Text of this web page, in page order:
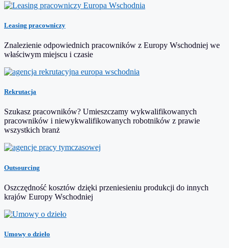
Leasing pracowniczy
Znalezienie odpowiednich pracowników z Europy Wschodniej we
właściwym miejscu i czasie
Rekrutacja
Szukasz pracowników? Umieszczamy wykwalifikowanych
pracowników i niewykwalifikowanych robotników z prawie
wszystkich branż
Outsourcing
Oszczędność kosztów dzięki przeniesieniu produkcji do innych
krajów Europy Wschodniej
Umowy o dzieło